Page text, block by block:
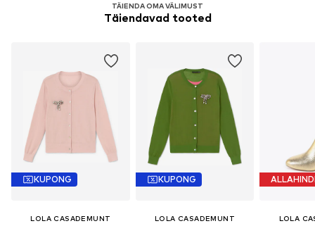
TÄIENDA OMA VÄLIMUST
Täiendavad tooted
KUPONG
LOLA CASADEMUNT
KUPONG
LOLA CASADEMUNT LOLA